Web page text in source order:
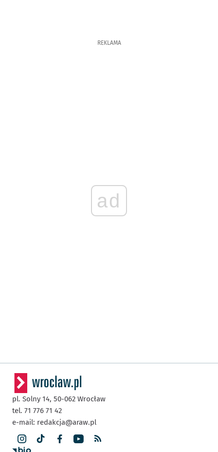
REKLAMA
ad
pl. Solny 14, 50-062 Wrocław
tel. 71 776 71 42
e-mail: redakcja@araw.pl